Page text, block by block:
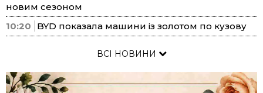
новим сезоном
10:20
BYD показала машини із золотом по кузову
ВСІ НОВИНИ